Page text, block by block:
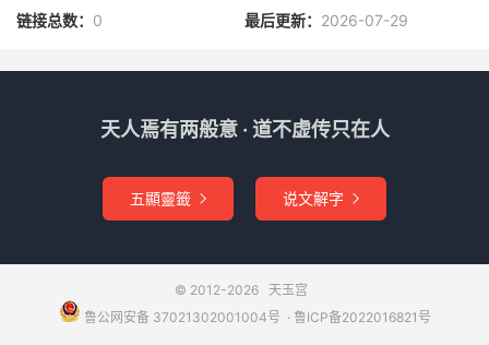
瓦为油衣
漏。”上嘉其直。
不言，愿借尚方之剑！不遇故去，卿乘下泽之车。”桧怒，
遂与张九成同谪，客死，贫不能葬。士论惜之。
链接总数： 0 最后更新： 2026-07-29
天人焉有两般意 · 道不虚传只在人
五顯靈籤  说文解字 
© 2012-2026 天玉宫
鲁公网安备 37021302001004号 ​​​ · 鲁ICP备2022016821号